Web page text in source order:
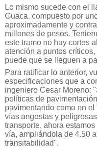
Lo mismo sucede con el
Guaca, compuesto por
aproximadamente y
millones de pesos.
este tramo no hay cortes
atención a puntos
puede que se lleguen a
Para ratificar lo anterior,
especificaciones que a
ingeniero Cesar Moreno:
políticas de
pavimentando como en
vías angostas y
transporte, ahora
vía, ampliándola de 4.50
transitabilidad".